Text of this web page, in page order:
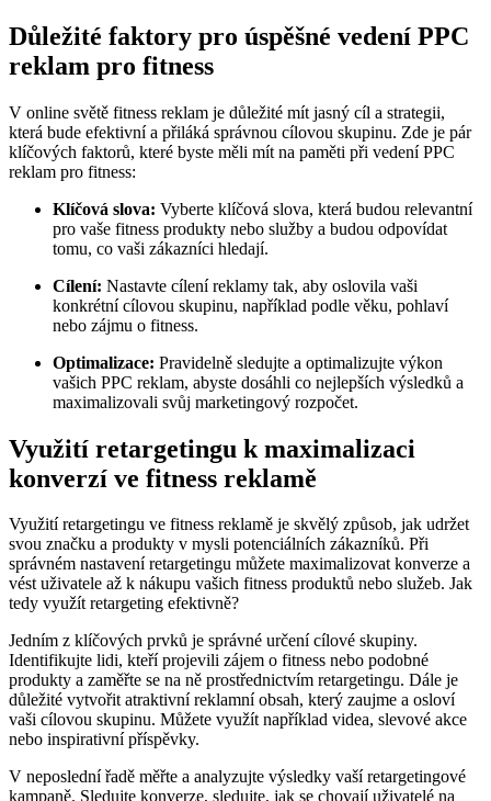
Důležité faktory pro úspěšné vedení PPC
reklam pro fitness
V online světě fitness reklam je důležité mít jasný cíl a strategii,
která bude efektivní a přiláká správnou cílovou skupinu. Zde je pár
klíčových faktorů, které byste měli mít na paměti při vedení PPC
reklam pro fitness:
Klíčová slova: Vyberte klíčová slova, která budou relevantní
pro vaše fitness produkty nebo služby a budou odpovídat
tomu, co vaši zákazníci hledají.
Cílení: Nastavte cílení reklamy tak, aby oslovila vaši
konkrétní cílovou skupinu, například podle věku, pohlaví
nebo zájmu o fitness.
Optimalizace: Pravidelně sledujte a optimalizujte výkon
vašich PPC reklam, abyste dosáhli co nejlepších výsledků a
maximalizovali svůj marketingový rozpočet.
Využití retargetingu k maximalizaci
konverzí ve fitness reklamě
Využití retargetingu ve fitness reklamě je skvělý způsob, jak udržet
svou značku a produkty v mysli potenciálních zákazníků. Při
správném nastavení retargetingu můžete maximalizovat konverze a
vést uživatele až k nákupu vašich fitness produktů nebo služeb. Jak
tedy využít retargeting efektivně?
Jedním z klíčových prvků je správné určení cílové skupiny.
Identifikujte lidi, kteří projevili zájem o fitness nebo podobné
produkty a zaměřte se na ně prostřednictvím retargetingu. Dále je
důležité vytvořit atraktivní reklamní obsah, který zaujme a osloví
vaši cílovou skupinu. Můžete využít například videa, slevové akce
nebo inspirativní příspěvky.
V neposlední řadě měřte a analyzujte výsledky vaší retargetingové
kampaně. Sledujte konverze, sledujte, jak se chovají uživatelé na